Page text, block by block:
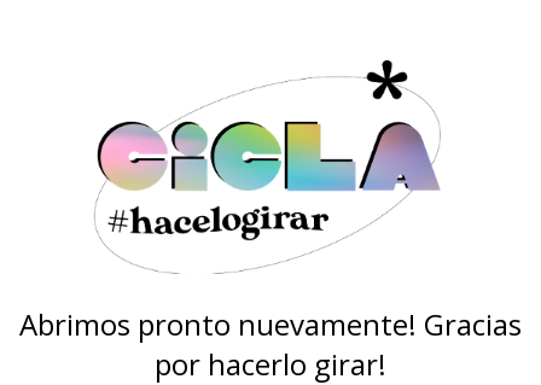
Abrimos pronto nuevamente! Gracias
por hacerlo girar!